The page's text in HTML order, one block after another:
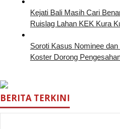
Kejati Bali Masih Cari
Ruislag Lahan KEK Kura
Soroti Kasus Nominee
Koster Dorong
BERITA TERKINI